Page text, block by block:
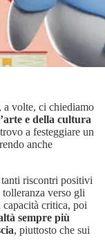
a volte, ci chiediamo
e della cultura
a festeggiare un
anche
riscontri positivi
verso gli
critica, poi
sempre più
, piuttosto che sui